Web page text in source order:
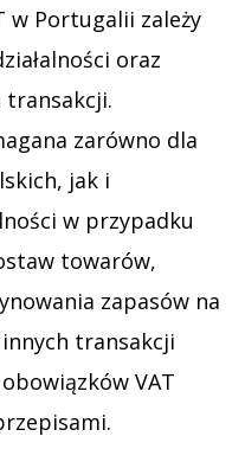
w Portugalii zależy
oraz
transakcji.
zarówno dla
jak i
w przypadku
towarów,
zapasów na
transakcji
VAT